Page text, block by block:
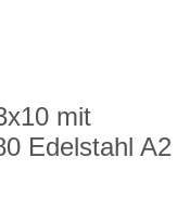
mit
Edelstahl A2